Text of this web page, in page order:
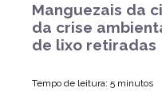
Manguezais da
da crise
de lixo retiradas
Tempo de leitura: 5 minutos